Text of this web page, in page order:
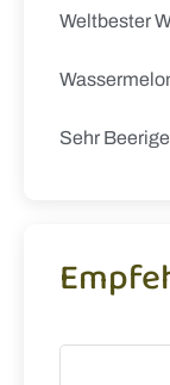
Weltbester
Sehr